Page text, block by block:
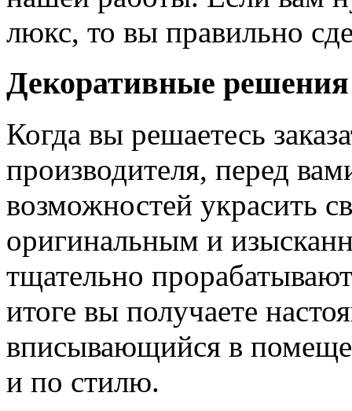
люкс, то вы правильно
Декоративные решения
Когда вы решаетесь
производителя, перед
возможностей украсить
оригинальным и
тщательно
итоге вы получаете
вписывающийся в
и по стилю.